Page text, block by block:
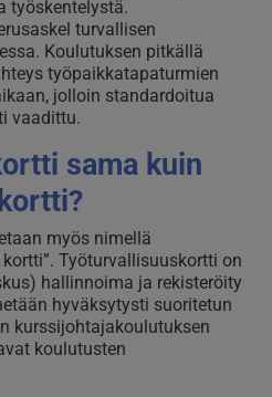
työskentelystä.
turvallisen
Koulutuksen pitkällä
työpaikkatapaturmien
jolloin standardoitua
vaadittu.
sama kuin
myös nimellä
Työturvallisuuskortti on
hallinnoima ja rekisteröity
hyväksytysti suoritetun
kurssijohtajakoulutuksen
koulutusten